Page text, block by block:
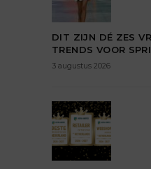
DIT ZIJN DÉ ZES
TRENDS VOOR
3 augustus 2026